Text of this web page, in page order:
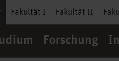
Fakultät I Fakultät II
Forschung